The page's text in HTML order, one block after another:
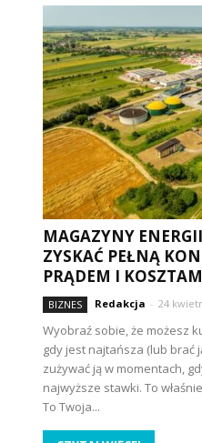
MAGAZYNY
ZYSKAĆ PEŁNĄ
PRĄDEM I
BIZNES Redakcja - 24
Wyobraź sobie, że możesz
gdy jest najtańsza (lub brać
zużywać ją w momentach,
najwyższe stawki. To
To Twoja...